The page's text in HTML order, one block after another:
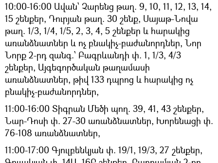
10:00-16:00 Ավան՝ Չարենց թաղ. 9, 10, 11, 12, 13, 14,
15 շենքեր, Դուրյան թաղ. 30 շենք, Սայաթ-Նովա
թաղ. 1/3, 1/4, 1/5, 2, 3, 4, 5 շենքեր և հարակից
առանձնատներ և ոչ բնակիչ-բաժանորդներ, Նոր
Նորք 2-րդ զանգ.՝ Բագրևանդի փ. 1, 1/3, 4/3
շենքեր, Այգեգործական թաղամասի
առանձնատներ, թիվ 133 դպրոց և հարակից ոչ
բնակիչ-բաժանորդներ,
11:00-16:00 Տիգրան Մեծի պող. 39, 41, 43 շենքեր,
Նար-Դոսի փ. 27-30 առանձնատներ, Խորենացի փ.
76-108 առանձնատներ,
11:00-17:00 Գյուլբենկյան փ. 19/1, 19/3, 27 շենքեր,